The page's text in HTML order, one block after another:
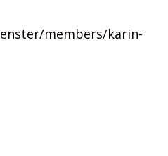
members/karin-